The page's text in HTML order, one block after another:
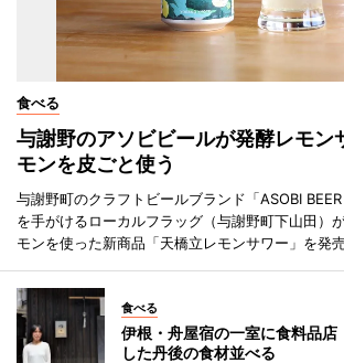
食べる
与謝野のアソビビールが発酵レモ
モンを皮ごと使う
与謝野町のクラフトビールブランド「ASOBI BEER
を手がけるローカルフラッグ（与謝野町下山田）
モンを使った新商品「天橋立レモンサワー」を発売
食べる
伊根・舟屋宿の一室に食料品
した丹後の食材並べる